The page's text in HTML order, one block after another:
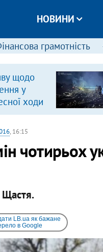
НОВИНИ
грамотність
щодо
у
ходи
, 16:15
чотирьох
Щастя.
LB.ua як бажане
в Google